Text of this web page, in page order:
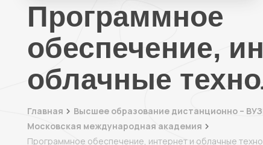
Программное
обеспечение,
облачные
Главная
Высшее образование дистанционно –
Московская международная академия
Программное обеспечение, интернет и облачные